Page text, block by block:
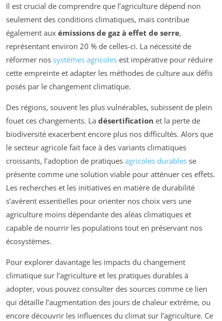
Il est crucial de comprendre que l’agriculture dépend non
seulement des conditions climatiques, mais contribue
également aux émissions de gaz à effet de serre,
représentant environ 20 % de celles-ci. La nécessité de
réformer nos systèmes agricoles est impérative pour réduire
cette empreinte et adapter les méthodes de culture aux défis
posés par le changement climatique.
Des régions, souvent les plus vulnérables, subissent de plein
fouet ces changements. La désertification et la perte de
biodiversité exacerbent encore plus nos difficultés. Alors que
le secteur agricole fait face à des variants climatiques
croissants, l’adoption de pratiques agricoles durables se
présente comme une solution viable pour atténuer ces effets.
Les recherches et les initiatives en matière de durabilité
s’avèrent essentielles pour orienter nos choix vers une
agriculture moins dépendante des aléas climatiques et
capable de nourrir les populations tout en préservant nos
écosystèmes.
Pour explorer davantage les impacts du changement
climatique sur l’agriculture et les pratiques durables à
adopter, vous pouvez consulter des sources comme ce lien
qui détaille l’augmentation des jours de chaleur extrême, ou
encore découvrir les influences du climat sur l’agriculture. Ce